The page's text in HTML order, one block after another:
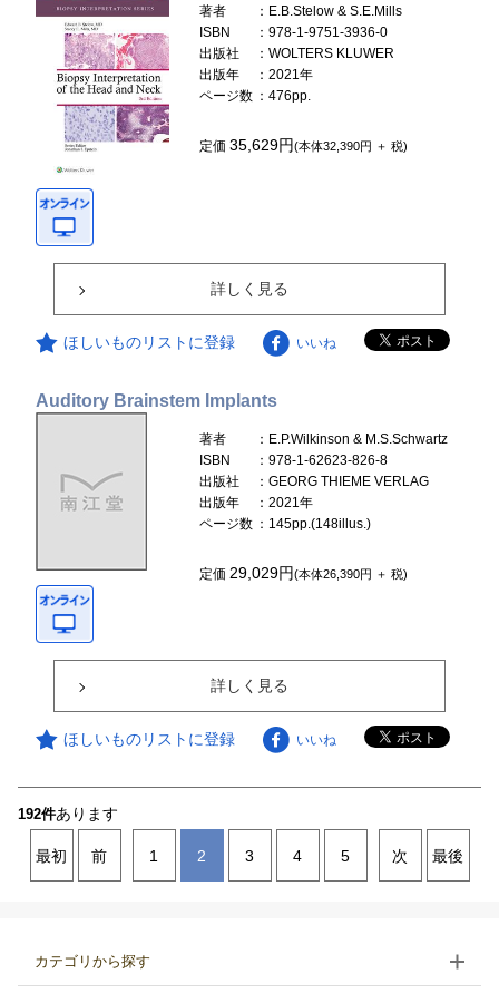
著者
：E.B.Stelow & S.E.Mills
ISBN
：978-1-9751-3936-0
出版社
：WOLTERS KLUWER
出版年
：2021年
ページ数 ：476pp.
定価35,629円(本体32,390円 ＋ 税)
詳しく見る
ほしいものリストに登録 いいね
Auditory Brainstem Implants
著者
：E.P.Wilkinson & M.S.Schwartz
ISBN
：978-1-62623-826-8
出版社
：GEORG THIEME VERLAG
出版年
：2021年
ページ数 ：145pp.(148illus.)
定価29,029円(本体26,390円 ＋ 税)
詳しく見る
ほしいものリストに登録 いいね
192件あります
最初 前 1 2 3 4 5 次 最後
カテゴリから探す